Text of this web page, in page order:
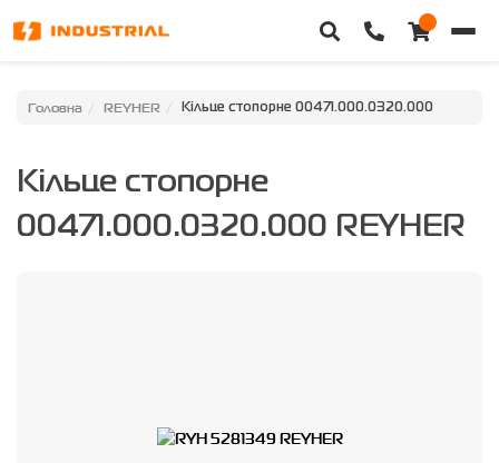
Головна
Категорії
Особистий кабінет
Головна REYHER Кільце стопорне 00471.000.0320.000
Кільце стопорне
00471.000.0320.000 REYHER